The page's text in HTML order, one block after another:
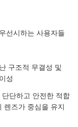
선시하는 사용자들
구조적 무결성 및
성
단단하고 안전한 적합
렌즈가 중심을 유지